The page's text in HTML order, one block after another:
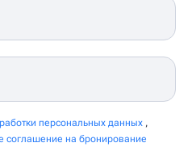
персональных данных ,
соглашение на бронирование